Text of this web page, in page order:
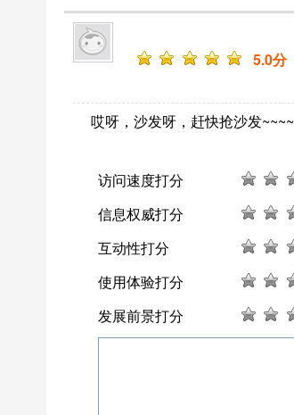
5.0分
哎呀，沙发呀，赶快抢沙发~~~~
访问速度打分
信息权威打分
互动性打分
使用体验打分
发展前景打分